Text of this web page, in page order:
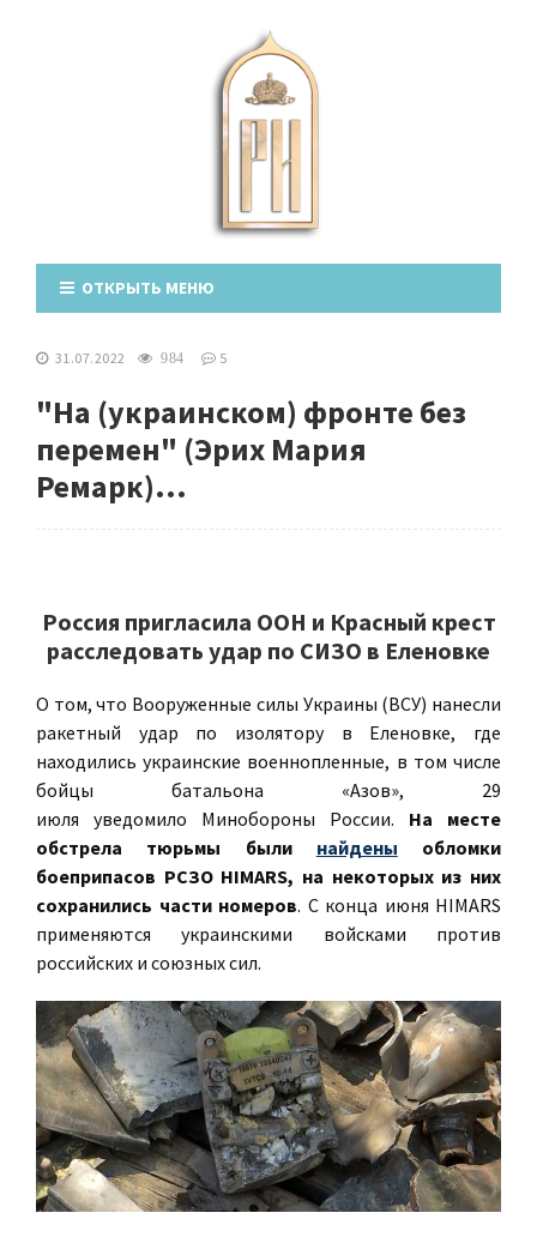
ОТКРЫТЬ МЕНЮ
31.07.2022 984 5
"На (украинском) фронте без
перемен" (Эрих Мария
Ремарк)...
Россия пригласила ООН и Красный крест
расследовать удар по СИЗО в Еленовке
О том, что Вооруженные силы Украины (ВСУ) нанесли
ракетный удар по изолятору в Еленовке, где
находились украинские военнопленные, в том числе
бойцы батальона «Азов», 29
июля уведомило Минобороны России. На месте
обстрела тюрьмы были найдены обломки
боеприпасов РСЗО HIMARS, на некоторых из них
сохранились части номеров. С конца июня HIMARS
применяются украинскими войсками против
российских и союзных сил.